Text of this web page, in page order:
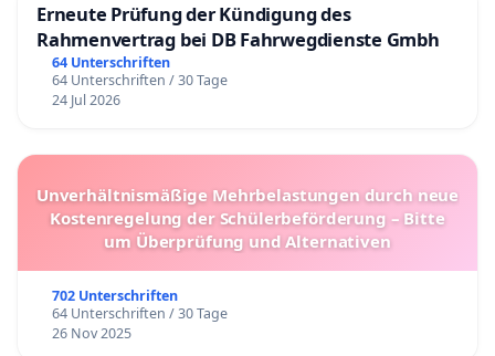
Erneute Prüfung der Kündigung des
Rahmenvertrag bei DB Fahrwegdienste Gmbh
64 Unterschriften
64 Unterschriften / 30 Tage
24 Jul 2026
Unverhältnismäßige Mehrbelastungen durch neue
Kostenregelung der Schülerbeförderung – Bitte
um Überprüfung und Alternativen
702 Unterschriften
64 Unterschriften / 30 Tage
26 Nov 2025